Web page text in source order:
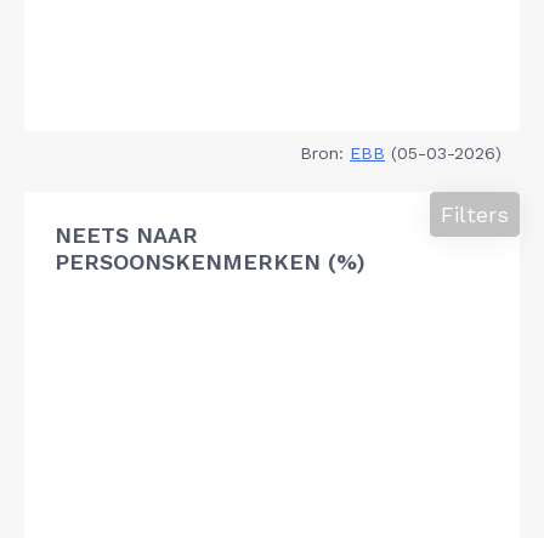
Bron: EBB (05-03-2026)
NEETS NAAR
PERSOONSKENMERKEN (%)
Filters